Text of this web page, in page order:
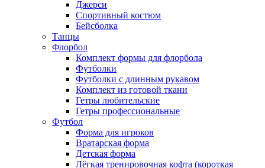
Джерси
Спортивный костюм
Бейсболка
Танцы
Флорбол
Комплект формы для флорбола
Футболки
Футболки с длинным рукавом
Комплект из готовой ткани
Гетры любительские
Гетры профессиональные
Футбол
Форма для игроков
Вратарская форма
Детская форма
Лёгкая тренировочная кофта (короткая